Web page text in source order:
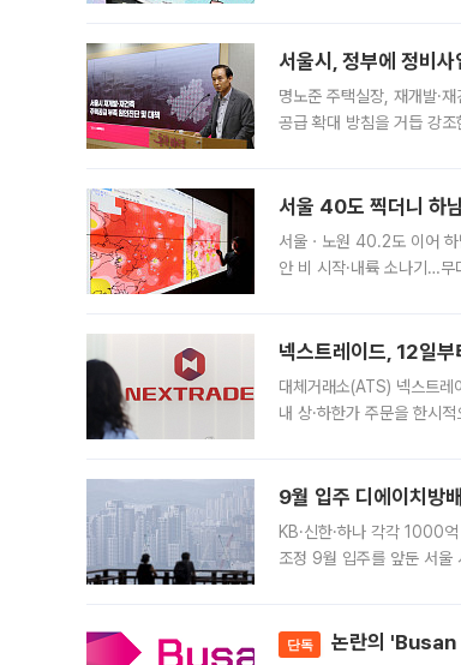
서울시, 정부에 정비
명노준 주택실장, 재개발·
공급 확대 방침을 거듭 강
서울 40도 찍더니
서울ㆍ노원 40.2도 이어
안 비 시작·내륙 소나기…
넥스트레이드, 12일부
대체거래소(ATS) 넥스트레
내 상·하한가 주문을 한시
9월 입주 디에이치방
KB·신한·하나 각각 1000
조정 9월 입주를 앞둔 서울
단독 논란의 'Busan